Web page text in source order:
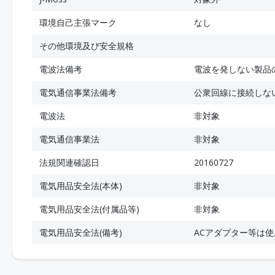
環境自己主張マーク
なし
その他環境及び安全規格
電波法備考
電波を発しない製品
電気通信事業法備考
公衆回線に接続しな
電波法
非対象
電気通信事業法
非対象
法規関連確認日
20160727
電気用品安全法(本体)
非対象
電気用品安全法(付属品等)
非対象
電気用品安全法(備考)
ACアダプター等は